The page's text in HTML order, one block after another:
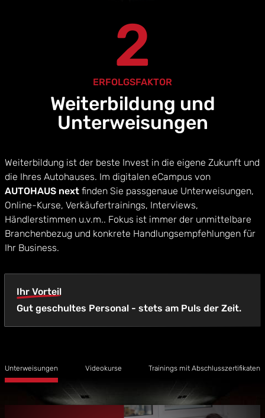
2
ERFOLGSFAKTOR
Weiterbildung und
Unterweisungen
Weiterbildung ist der beste Invest in die eigene Zukunft und
die Ihres Autohauses. Im digitalen eCampus von
AUTOHAUS next finden Sie passgenaue Unterweisungen,
Online-Kurse, Verkäufertrainings, Interviews,
Händlerstimmen u.v.m.. Fokus ist immer der unmittelbare
Branchenbezug und konkrete Handlungsempfehlungen für
Ihr Business.
Ihr Vorteil
Gut geschultes Personal - stets am Puls der Zeit.
Unterweisungen Videokurse Trainings mit Abschlusszertifikaten